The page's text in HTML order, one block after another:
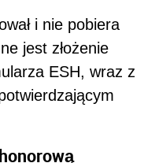
i nie pobiera
jest złożenie
ESH, wraz z